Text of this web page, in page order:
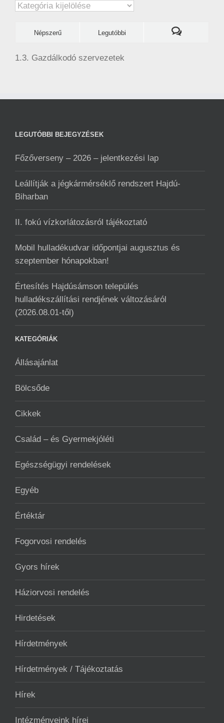
Kategóriák
Népszerű Legutóbbi
1.3. Gazdálkodó szervezetek
LEGUTÓBBI BEJEGYZÉSEK
Főzőverseny – 2026 – jelentkezési lap
Leállítják a jégkármérséklő rendszert Hajdú-
Biharban
II. fokú vízkorlátozásról tájékoztató
Mobil hulladékudvar ️időpontjai augusztus és
szeptember hónapokban!
Értesítés Hajdúsámson település
hulladékszállítási rendjének változásáról
(2026.08.01-től)
KATEGÓRIÁK
Állásajánlat
Bölcsőde
Cikkek
Család – és Gyermekjóléti
Egészségügyi rendelések
Egyéb
Értéktár
Fogorvosi rendelés
Gyors hírek
Háziorvosi rendelés
Hirdetések
Hírdetmények
Hírdetmények / Tájékoztatás
Hírek
Intézményeink hírei